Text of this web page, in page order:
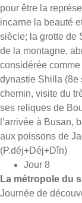
pour être la
incarne la beauté
siècle; la grotte de
de la montagne,
considérée
dynastie Shilla (8e
chemin, visite du
ses reliques de
l’arrivée à Busan,
aux poissons de
(P.déj+Déj+Dîn)
Jour 8
La métropole du
Journée de